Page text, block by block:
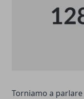
Torniamo a parlare